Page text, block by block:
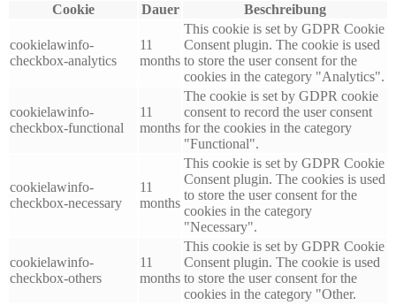
Cookie
Dauer Beschreibung
cookielawinfo-
checkbox-analytics
11
months
This cookie is set by GDPR Cookie
Consent plugin. The cookie is used
to store the user consent for the
cookies in the category "Analytics".
cookielawinfo-
checkbox-functional
11
months
The cookie is set by GDPR cookie
consent to record the user consent
for the cookies in the category
"Functional".
cookielawinfo-
checkbox-necessary
11
months
This cookie is set by GDPR Cookie
Consent plugin. The cookies is used
to store the user consent for the
cookies in the category
"Necessary".
cookielawinfo-
checkbox-others
11
months
This cookie is set by GDPR Cookie
Consent plugin. The cookie is used
to store the user consent for the
cookies in the category "Other.